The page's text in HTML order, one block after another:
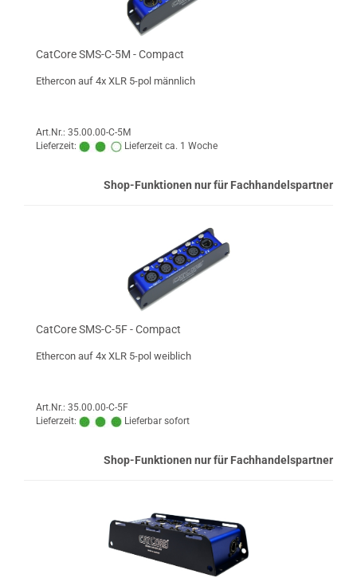
CatCore SMS-C-5M - Compact
Ethercon auf 4x XLR 5-pol männlich
Art.Nr.: 35.00.00-C-5M
Lieferzeit:
Lieferzeit ca. 1 Woche
Shop-Funktionen nur für Fachhandelspartner
CatCore SMS-C-5F - Compact
Ethercon auf 4x XLR 5-pol weiblich
Art.Nr.: 35.00.00-C-5F
Lieferzeit:
Lieferbar sofort
Shop-Funktionen nur für Fachhandelspartner